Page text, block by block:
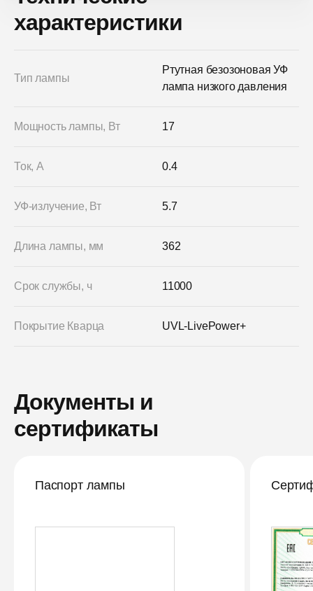
характеристики
Тип лампы
Ртутная безозоновая УФ
лампа низкого давления
Мощность лампы, Вт 17
Ток, А 0.4
УФ-излучение, Вт 5.7
Длина лампы, мм 362
Срок службы, ч 11000
Покрытие Кварца UVL-LivePower+
Документы и
сертификаты
Паспорт лампы